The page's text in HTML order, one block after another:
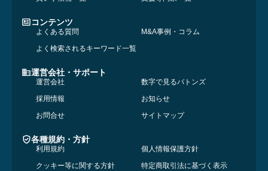
コンテンツ
よくある質問
M&A事例・コラム
よく検索されるキーワード一覧
運営会社・サポート
運営会社
数字で見るバトンズ
採用情報
お知らせ
お問合せ
サイトマップ
各種規約・方針
利用規約
個人情報保護方針
クッキー等に関する方針
特定商取引法に基づく表示